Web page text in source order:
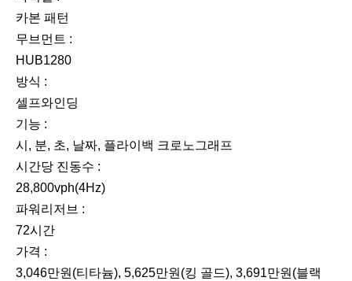
카본 패턴
무브먼트 :
HUB1280
방식 :
셀프와인딩
기능 :
시, 분, 초, 날짜, 플라이백 크로노그래프
시간당 진동수 :
28,800vph(4Hz)
파워리저브 :
72시간
가격 :
3,046만원(티타늄), 5,625만원(킹 골드), 3,691만원(블랙